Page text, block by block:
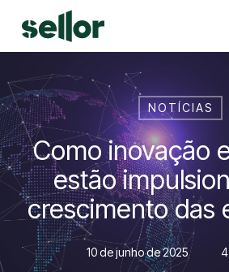
main
content
NOTÍCIAS
Como inovação
estão
crescimento das
10 de junho de 2025